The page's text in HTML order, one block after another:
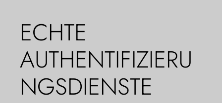
ECHTE
AUTHENTIFIZIERU
NGSDIENSTE